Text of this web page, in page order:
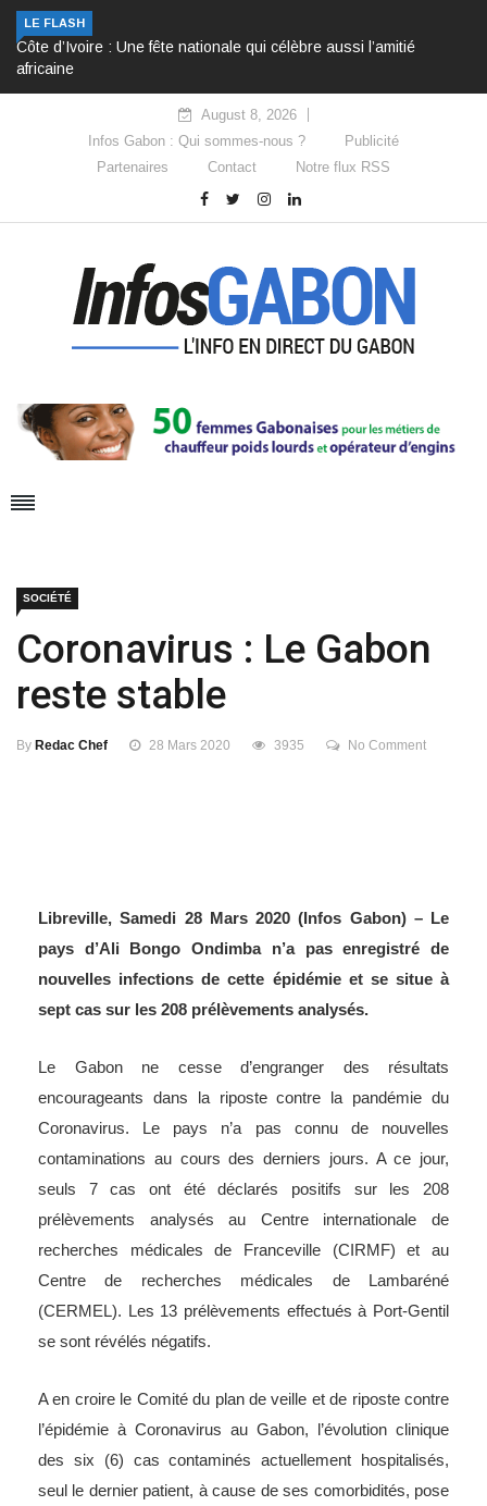
LE FLASH
Côte d’Ivoire : Une fête nationale qui célèbre aussi l’amitié
africaine
August 8, 2026
Infos Gabon : Qui sommes-nous ?
Publicité
Partenaires
Contact Notre flux RSS
SOCIÉTÉ
Coronavirus : Le Gabon
reste stable
By Redac Chef 28 Mars 2020 3935 No Comment
Libreville, Samedi 28 Mars 2020 (Infos Gabon) – Le
pays d’Ali Bongo Ondimba n’a pas enregistré de
nouvelles infections de cette épidémie et se situe à
sept cas sur les 208 prélèvements analysés.
Le Gabon ne cesse d’engranger des résultats
encourageants dans la riposte contre la pandémie du
Coronavirus. Le pays n’a pas connu de nouvelles
contaminations au cours des derniers jours. A ce jour,
seuls 7 cas ont été déclarés positifs sur les 208
prélèvements analysés au Centre internationale de
recherches médicales de Franceville (CIRMF) et au
Centre de recherches médicales de Lambaréné
(CERMEL). Les 13 prélèvements effectués à Port-Gentil
se sont révélés négatifs.
A en croire le Comité du plan de veille et de riposte contre
l’épidémie à Coronavirus au Gabon, l’évolution clinique
des six (6) cas contaminés actuellement hospitalisés,
seul le dernier patient, à cause de ses comorbidités, pose